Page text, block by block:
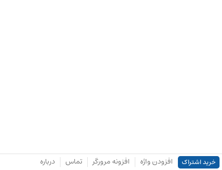
خرید اشتراک افزودن واژه افزونه مرورگر تماس درباره